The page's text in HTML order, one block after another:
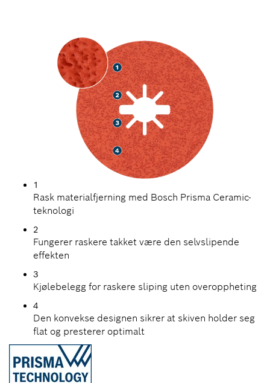
1
Rask materialfjerning med Bosch Prisma Ceramic-
teknologi
2
Fungerer raskere takket være den selvslipende
effekten
3
Kjølebelegg for raskere sliping uten overoppheting
4
Den konvekse designen sikrer at skiven holder seg
flat og presterer optimalt